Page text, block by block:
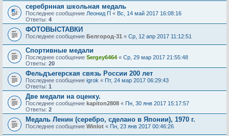
серебрнная школьная медаль
Последнее сообщение Леонид П « Вс, 14 май 2017 16:08:16
Ответы: 4
ФОТОВЫСТАВКИ
Последнее сообщение Белгород-31 « Ср, 12 апр 2017 11:12:51
Спортивные медали
Последнее сообщение Sergey6464 « Ср, 29 мар 2017 21:55:48
Ответы: 20
Фельдъегерская связь России 200 лет
Последнее сообщение igrok « Пт, 24 мар 2017 06:29:43
Ответы: 1
Две медали на оценку.
Последнее сообщение kapiton2808 « Пн, 30 янв 2017 15:17:57
Ответы: 2
Медаль Ленин (серебро, сделано в Японии), 1970 г.
Последнее сообщение Winlot « Пн, 23 янв 2017 00:46:26